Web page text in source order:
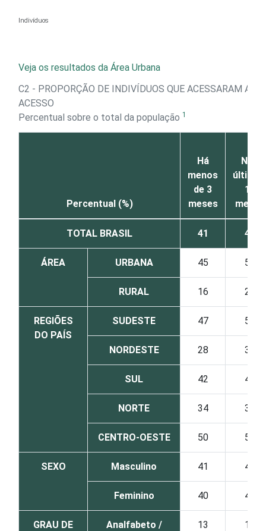
Indivíduos
Veja os resultados da Área Urbana
C2 - PROPORÇÃO DE INDIVÍDUOS QUE ACESSARAM A
ACESSO
Percentual sobre o total da população 1
Percentual (%)
Há
menos
de 3
meses
Nos
últimos
12
meses
TOTAL BRASIL 41 46
ÁREA URBANA 45 51
RURAL 16 21
REGIÕES
DO PAÍS
SUDESTE 47 51
NORDESTE 28 35
SUL 42 49
NORTE 34 38
CENTRO-OESTE 50 53
SEXO Masculino 41 46
Feminino 40 46
GRAU DE
Analfabeto /
13 15